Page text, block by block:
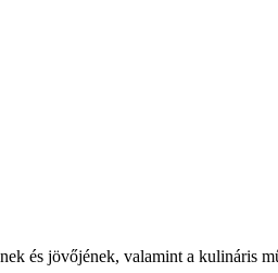
és jövőjének, valamint a kulináris